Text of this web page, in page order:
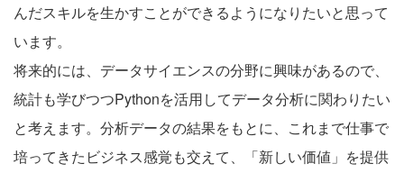
んだスキルを生かすことができるようになりたいと思って
います。
将来的には、データサイエンスの分野に興味があるので、
統計も学びつつPythonを活用してデータ分析に関わりたい
と考えます。分析データの結果をもとに、これまで仕事で
培ってきたビジネス感覚も交えて、「新しい価値」を提供